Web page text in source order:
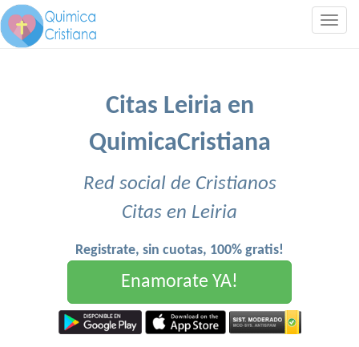
Citas Leiria en
QuimicaCristiana
Red social de Cristianos
Citas en Leiria
Registrate, sin cuotas, 100% gratis!
Enamorate YA!